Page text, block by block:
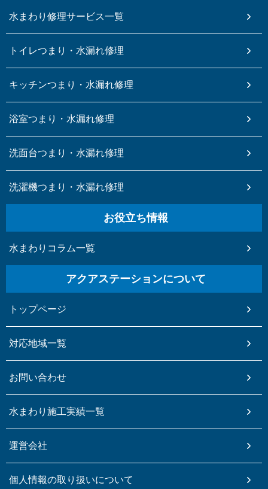
名古屋市瑞穂区でトイレつまりをローポンプを使って
水まわり修理サービス一覧
トイレつまり・水漏れ修理
キッチンつまり・水漏れ修理
浴室つまり・水漏れ修理
洗面台つまり・水漏れ修理
洗濯機つまり・水漏れ修理
お役立ち情報
水まわりコラム一覧
アクアステーションについて
トップページ
対応地域一覧
お問い合わせ
水まわり施工実績一覧
運営会社
個人情報の取り扱いについて